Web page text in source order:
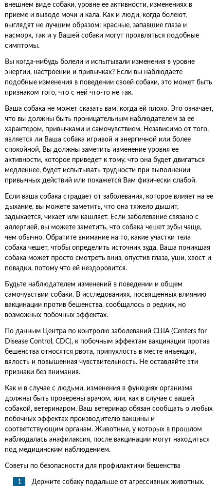
внешнем виде собаки, уровне ее активности, изменениях в
приеме и выводе мочи и кала. Как и люди, когда болеют,
выглядят не лучшим образом: красные, запавшие глаза и
насморк, так и у Вашей собаки могут проявляться подобные
симптомы.
Вы когда-нибудь болели и испытывали изменения в уровне
энергии, настроении и привычках? Если вы наблюдаете
подобные изменения в поведении своей собаки, это может быть
признаком того, что с ней что-то не так.
Ваша собака не может сказать вам, когда ей плохо. Это означает,
что вы должны быть проницательным наблюдателем за ее
характером, привычками и самочувствием. Независимо от того,
является ли Ваша собака игривой и энергичной или более
спокойной, Вы должны заметить изменение уровня ее
активности, которое приведет к тому, что она будет двигаться
медленнее, будет испытывать трудности при выполнении
привычных действий или покажется Вам физически слабой.
Если ваша собака страдает от заболевания, которое влияет на ее
дыхание, вы можете заметить, что она тяжело дышит,
задыхается, чихает или кашляет. Если заболевание связано с
аллергией, вы можете заметить, что собака чешет зубы чаще,
чем обычно. Обратите внимание на то, какие участки тела
собака чешет, чтобы определить источник зуда. Ваша поникшая
собака может просто смотреть вниз, опустив глаза, уши, хвост и
повадки, потому что ей нездоровится.
Будьте наблюдателем изменений в поведении и общем
самочувствии собаки. В исследованиях, посвященных влиянию
вакцинации против бешенства, сообщалось о редких, но
возможных побочных эффектах.
По данным Центра по контролю заболеваний США (Centers for
Disease Control, CDC), к побочным эффектам вакцинации против
бешенства относятся рвота, припухлость в месте инъекции,
вялость и повышенная чувствительность. Не оставляйте эти
признаки без внимания.
Как и в случае с людьми, изменения в функциях организма
должны быть проверены врачом, или, как в случае с вашей
собакой, ветеринаром. Ваш ветеринар обязан сообщать о любых
побочных эффектах производителю вакцины и
соответствующим органам. Животные, у которых в прошлом
наблюдалась анафилаксия, после вакцинации могут находиться
под медицинским наблюдением.
Советы по безопасности для профилактики бешенства
Держите собаку подальше от агрессивных животных.